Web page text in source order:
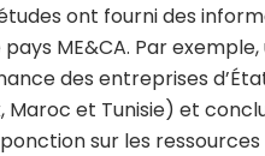
ont fournides
ME&CA. Par
des entreprises
et Tunisie) et
sur les ressources